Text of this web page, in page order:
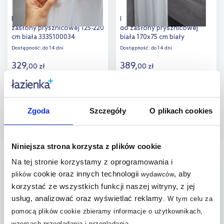
Zgoda Szczegóły O plikach cookies
Niniejsza strona korzysta z plików cookie
Na tej stronie korzystamy z oprogramowania i
plikówcookie oraz innych technologii wydawców, aby
korzystać ze wszystkich funkcji naszej witryny, z jej
usług, analizować oraz wyświetlać reklamy. W tym celu za
pomocą plików cookie zbieramy informacje o użytkownikach,
Kleine Wolke szyna do
zasłony prysznicowej 125-220
cm biała 3335100034
Dostępność: do 14 dni
329,00 zł
Do koszyka
Dodaj do
Kleine Wolke Narożna szyna
do zasłony prysznicowej
biała 170x75 cm biały
3336100019
Dostępność: do 14 dni
389,00 zł
Do koszyka
Dodaj do
multirabaty multirabaty